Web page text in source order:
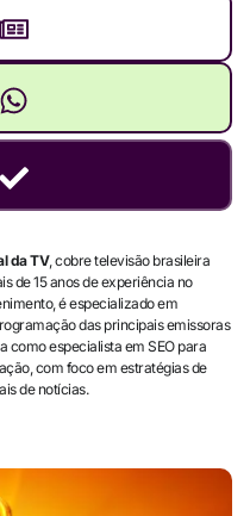
da TV, cobre televisão brasileira
de 15 anos de experiência no
é especializado em
das principais emissoras
como especialista em SEO para
com foco em estratégias de
de notícias.